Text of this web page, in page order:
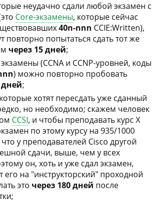
неудачно сдали любой экзамен с
Core-экзамены, которые сейчас
40n-nnn CCIE:Written),
повторно попытаться сдать тот же
через 15 дней;
(CCNA и CCNP-уровней, коды
) можно повторно пробовать
дней;
хотят пересдать уже сданный
но необходимо; скажем человек
CCSI, и чтобы преподавать курс X
по этому курсу на 935/1000
у преподавателей Cisco другой
сдачи, выше, чем у всех
он, хоть и уже сдал экзамен,
его на "инструкторский" проходной
это через 180 дней после